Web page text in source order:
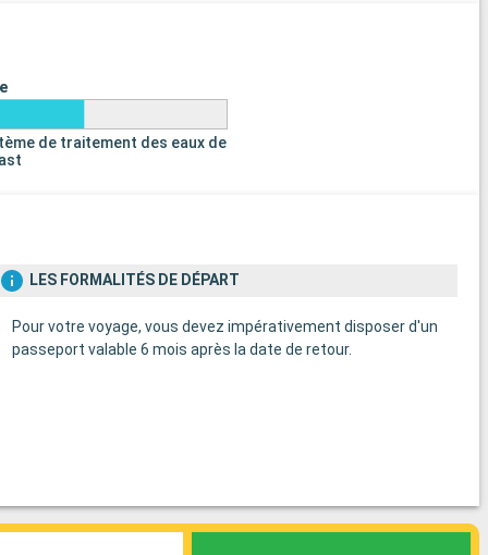
de traitement des eaux de
LES FORMALITÉS DE DÉPART
Pour votre voyage, vous devez impérativement disposer d'un
passeport valable 6 mois après la date de retour.